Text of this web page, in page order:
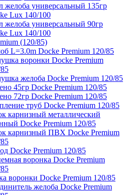
желоба универсальный 135гр
Lux 140/100
желоба универсальный 90гр
Lux 140/100
(120/85)
L=3.0m Docke Premium 120/85
воронки Docke Premium
желоба Docke Premium 120/85
45гр Docke Premium 120/85
72гр Docke Premium 120/85
труб Docke Premium 120/85
карнизный металлический
Docke Premium 120/85
карнизный ПВХ Docke Premium
Docke Premium 120/85
воронка Docke Premium
воронки Docke Premium 120/85
желоба Docke Premium